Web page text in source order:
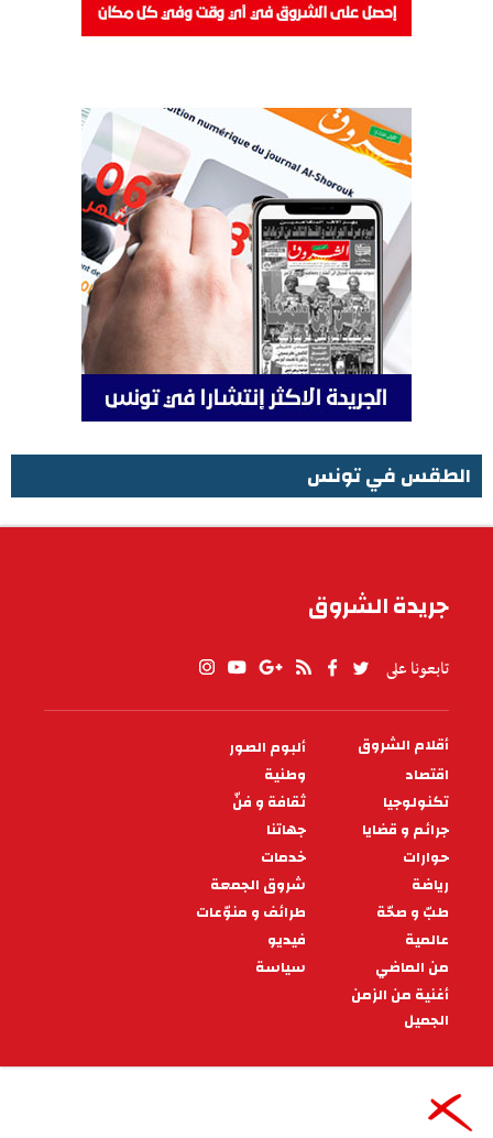
الطقس في تونس
جريدة الشروق
تابعونا على
PIED
DE
PAGE
أقلام الشروق
ألبوم الصور
اقتصاد
وطنية
تكنولوجيا
ثقافة و فنّ
جرائم و قضايا
جهاتنا
حوارات
خدمات
رياضة
شروق الجمعة
طبّ و صحّة
طرائف و منوّعات
عالمية
فيديو
من الماضي
سياسة
أغنية من الزمن
الجميل